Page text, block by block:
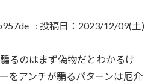
: 投稿日：2023/12/09(土)
るのはまず偽物だとわかるけ
をアンチが騙るパターンは厄介